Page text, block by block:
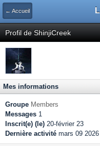
← Accueil
Profil de ShinjiCreek
Mes informations
Groupe Members
Messages 1
Inscrit(e) (le) 20-février 23
Dernière activité mars 09